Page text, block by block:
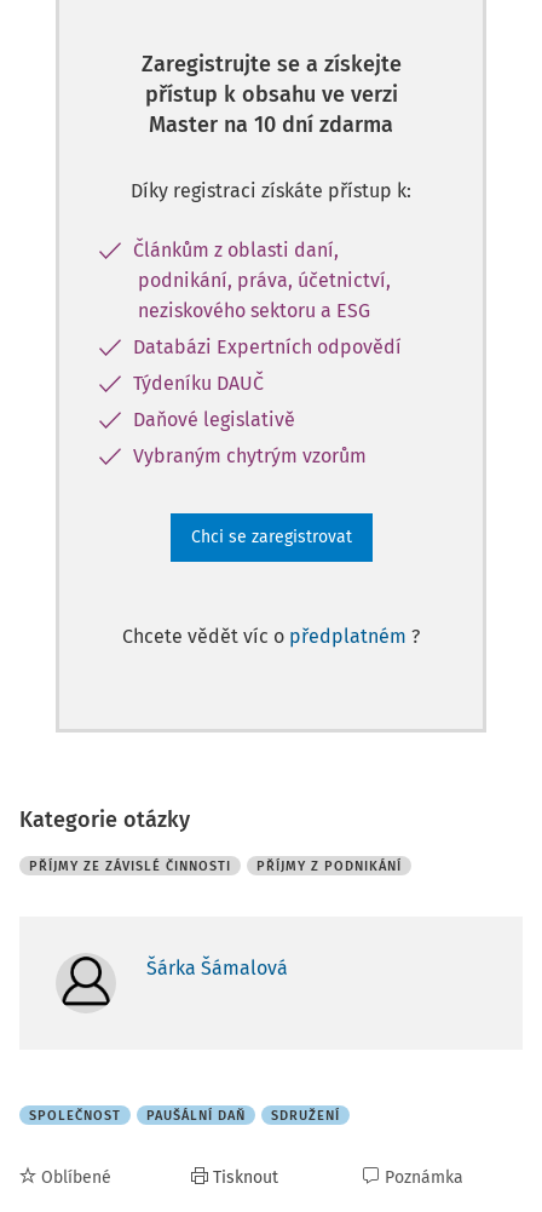
Zaregistrujte se a získejte
přístup k obsahu ve verzi
Master na 10 dní zdarma
Díky registraci získáte přístup k:
Článkům z oblasti daní,
podnikání, práva, účetnictví,
neziskového sektoru a ESG
Databázi Expertních odpovědí
Týdeníku DAUČ
Daňové legislativě
Vybraným chytrým vzorům
Chci se zaregistrovat
Chcete vědět víc o předplatném ?
Kategorie otázky
PŘÍJMY ZE ZÁVISLÉ ČINNOSTI PŘÍJMY Z PODNIKÁNÍ
Šárka Šámalová
SPOLEČNOST PAUŠÁLNÍ DAŇ SDRUŽENÍ
Oblíbené Tisknout Poznámka